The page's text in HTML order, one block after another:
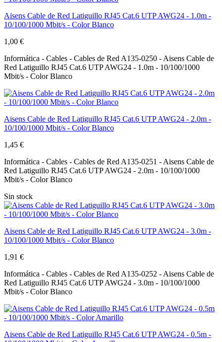
Aisens Cable de Red Latiguillo RJ45 Cat.6 UTP AWG24 - 1.0m -
10/100/1000 Mbit/s - Color Blanco
1,00 €
Informática - Cables - Cables de Red A135-0250 - Aisens Cable de
Red Latiguillo RJ45 Cat.6 UTP AWG24 - 1.0m - 10/100/1000
Mbit/s - Color Blanco
Aisens Cable de Red Latiguillo RJ45 Cat.6 UTP AWG24 - 2.0m -
10/100/1000 Mbit/s - Color Blanco
1,45 €
Informática - Cables - Cables de Red A135-0251 - Aisens Cable de
Red Latiguillo RJ45 Cat.6 UTP AWG24 - 2.0m - 10/100/1000
Mbit/s - Color Blanco
Sin stock
Aisens Cable de Red Latiguillo RJ45 Cat.6 UTP AWG24 - 3.0m -
10/100/1000 Mbit/s - Color Blanco
1,91 €
Informática - Cables - Cables de Red A135-0252 - Aisens Cable de
Red Latiguillo RJ45 Cat.6 UTP AWG24 - 3.0m - 10/100/1000
Mbit/s - Color Blanco
Aisens Cable de Red Latiguillo RJ45 Cat.6 UTP AWG24 - 0.5m -